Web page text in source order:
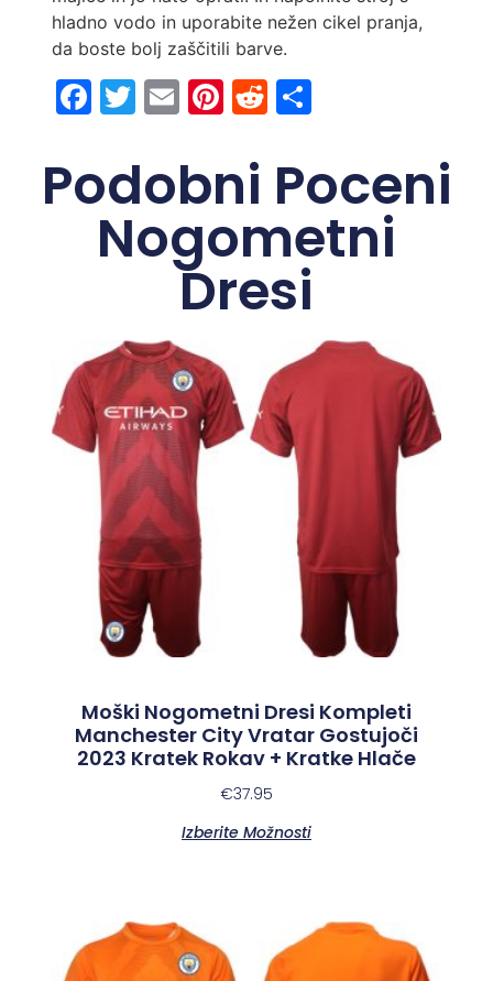
hladno vodo in uporabite nežen cikel pranja,
da boste bolj zaščitili barve.
Facebook
Twitter
EmailPinterest
Reddit
Share
Podobni Poceni
Nogometni
Dresi
Moški Nogometni Dresi Kompleti
Manchester City Vratar Gostujoči
2023 Kratek Rokav + Kratke Hlače
€37.95
Izberite Možnosti